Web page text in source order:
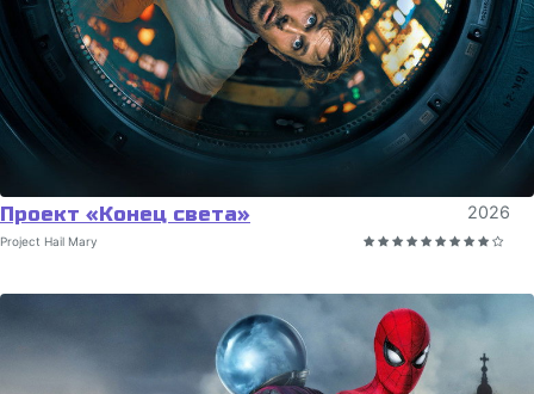
Проект «Конец света» 2026
Project Hail Mary